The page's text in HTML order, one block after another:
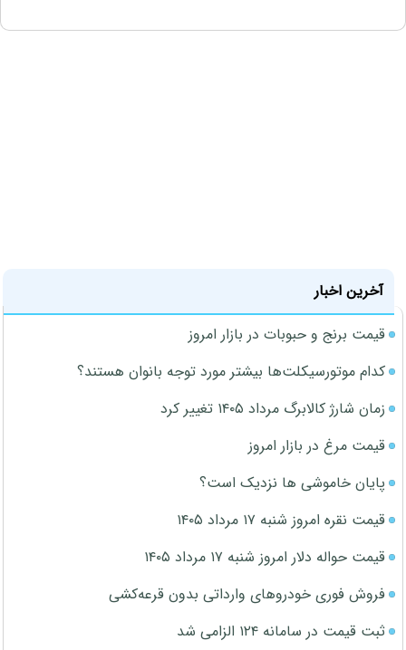
آخرین اخبار
قیمت برنج و حبوبات در بازار امروز
کدام موتورسیکلت‌ها بیشتر مورد توجه بانوان هستند؟
زمان شارژ کالابرگ مرداد ۱۴۰۵ تغییر کرد
قیمت مرغ در بازار امروز
پایان خاموشی ها نزدیک است؟
قیمت نقره امروز شنبه ۱۷ مرداد ۱۴۰۵
قیمت حواله دلار امروز شنبه ۱۷ مرداد ۱۴۰۵
فروش فوری خودروهای وارداتی بدون قرعه‌کشی
ثبت قیمت در سامانه ۱۲۴ الزامی شد